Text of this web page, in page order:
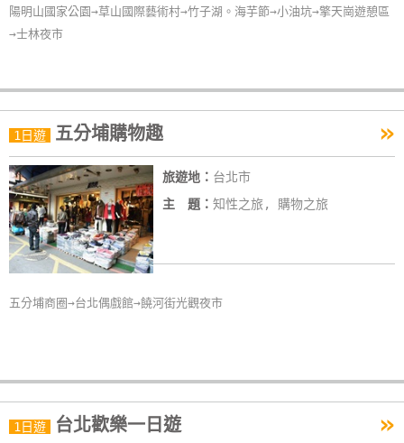
客
服
單
Line
線
上
客
服
紅
訂
陽明山國家公園→草山國際藝術村→竹子湖。海芋節→小油坑→擎天崗遊憩區
→士林夜市
1日遊 五分埔購物趣 »
旅遊地： 台北市
主 題： 知性之旅, 購物之旅
五分埔商圈→台北偶戲館→饒河街光觀夜市
1日遊 台北歡樂一日遊 »